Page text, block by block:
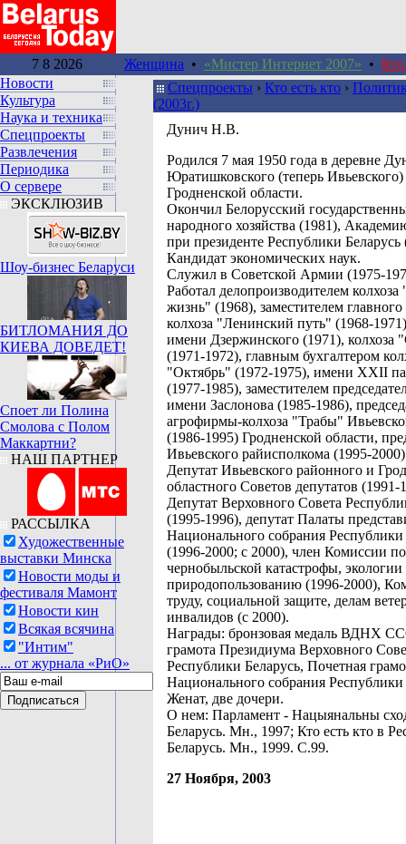
7 8 2026 Женщина • «Мистер Интернет 2007» • Кто
Новости
Культура
Наука и техника
Спецпроекты
Развлечения
Периодика
О сервере
ЭКСКЛЮЗИВ
Шоу-бизнес Беларуси
БИТЛОМАНИЯ ДО
КИЕВА ДОВЕДЕТ!
Споет ли Полина
Смолова с Полом
Маккартни?
НАШ ПАРТНЕР
РАССЫЛКА
Художественные
выставки Минска
Новости моды и
фестиваля Мамонт
Новости кин
Всякая всячина
"Интим"
... от журнала «РиО»
Спецпроекты › Кто есть кто ›
(2003г.)
Дунич Н.В.
Pодился 7 мая 1950 года в деревне
Юратишковского (теперь
Гродненской области.
Окончил Белорусский
народного хозяйства (1981),
при президенте Республики Беларусь
Кандидат экономических наук.
Служил в Советской Армии (1975-
Работал делопроизводителем
жизнь" (1968), заместителем главного
колхоза "Ленинский путь" (1968-
имени Дзержинского (1971), колхоза
(1971-1972), главным бухгалтером
"Октябрь" (1972-1975), имени ХХІІ
(1977-1985), заместителем
имени Заслонова (1985-1986),
агрофирмы-колхоза "Трабы"
(1986-1995) Гродненской области,
Ивьевского райисполкома (1995-
Депутат Ивьевского районного и
областного Советов депутатов (1991-
Депутат Верховного Совета
(1995-1996), депутат Палаты
Национального собрания Республики
(1996-2000; с 2000), член Комиссии
чернобыльской катастрофы, экологии
природопользованию (1996-2000),
труду, социальной защите, делам
инвалидов (с 2000).
Награды: бронзовая медаль ВДНХ
грамота Президиума Верховного
Республики Беларусь, Почетная
Национального собрания Республики
Женат, две дочери.
О нем: Парламент - Нацыянальны сход
Беларусь. Мн., 1997; Кто есть кто в
Беларусь. Мн., 1999. С.99.
27 Ноября, 2003